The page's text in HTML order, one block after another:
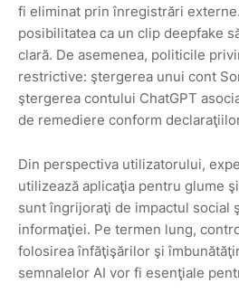
fi eliminat prin înregistrări
posibilitatea ca un clip deepfake
clară. De asemenea, politicile
restrictive: ştergerea unui cont
ştergerea contului ChatGPT
de remediere conform
Din perspectiva utilizatorului,
utilizează aplicaţia pentru glume
sunt îngrijoraţi de impactul social
informaţiei. Pe termen lung,
folosirea înfăţişărilor şi
semnalelor AI vor fi esenţiale